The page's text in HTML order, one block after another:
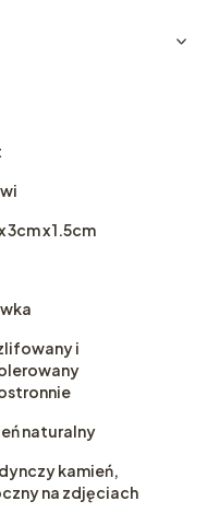
3cm x 1.5cm
i
naturalny
kamień,
na zdjęciach